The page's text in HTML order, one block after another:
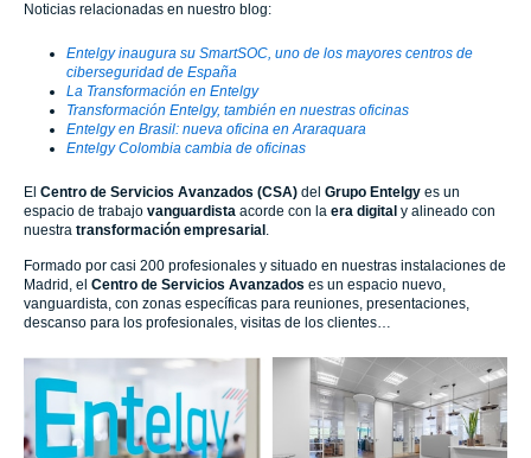
Noticias relacionadas en nuestro blog:
Entelgy inaugura su SmartSOC, uno de los mayores centros de
ciberseguridad de España
La Transformación en Entelgy
Transformación Entelgy, también en nuestras oficinas
Entelgy en Brasil: nueva oficina en Araraquara
Entelgy Colombia cambia de oficinas
El Centro de Servicios Avanzados (CSA) del Grupo Entelgy es un
espacio de trabajo vanguardista acorde con la era digital y alineado con
nuestra transformación empresarial .
Formado por casi 200 profesionales y situado en nuestras instalaciones de
Madrid, el Centro de Servicios Avanzados es un espacio nuevo,
vanguardista, con zonas específicas para reuniones, presentaciones,
descanso para los profesionales, visitas de los clientes…